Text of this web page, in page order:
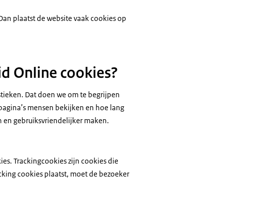
plaatst de website vaak cookies op
Online cookies?
Dat doen we om te begrijpen
mensen bekijken en hoe lang
en gebruiksvriendelijker maken.
Trackingcookies zijn cookies die
cookies plaatst, moet de bezoeker